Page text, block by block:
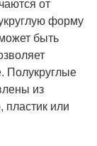
форму
быть
Полукруглые
из
пластик или